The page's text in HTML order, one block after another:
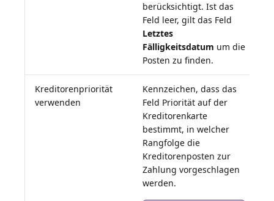
berücksichtigt. Ist das
Feld leer, gilt das Feld
Letztes
Fälligkeitsdatum um die
Posten zu finden.
Kreditorenpriorität
verwenden
Kennzeichen, dass das
Feld Priorität auf der
Kreditorenkarte
bestimmt, in welcher
Rangfolge die
Kreditorenposten zur
Zahlung vorgeschlagen